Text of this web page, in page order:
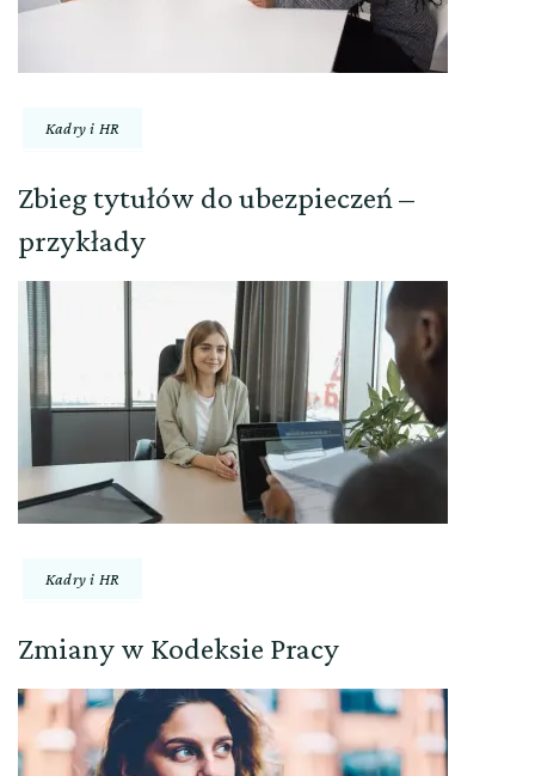
Kadry i HR
Zbieg tytułów do ubezpieczeń –
przykłady
Kadry i HR
Zmiany w Kodeksie Pracy